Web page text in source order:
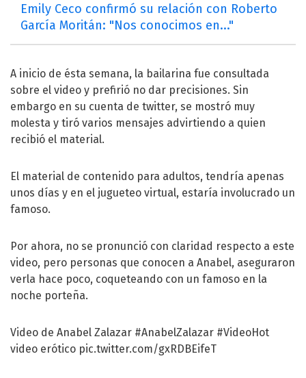
Emily Ceco confirmó su relación con Roberto
García Moritán: "Nos conocimos en..."
A inicio de ésta semana, la bailarina fue consultada
sobre el video y prefirió no dar precisiones. Sin
embargo en su cuenta de twitter, se mostró muy
molesta y tiró varios mensajes advirtiendo a quien
recibió el material.
El material de contenido para adultos, tendría apenas
unos días y en el jugueteo virtual, estaría involucrado un
famoso.
Por ahora, no se pronunció con claridad respecto a este
video, pero personas que conocen a Anabel, aseguraron
verla hace poco, coqueteando con un famoso en la
noche porteña.
Video de Anabel Zalazar #AnabelZalazar #VideoHot
video erótico pic.twitter.com/gxRDBEifeT